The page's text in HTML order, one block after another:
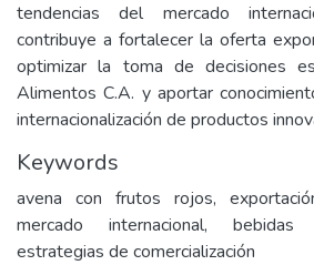
tendencias del mercado
contribuye a fortalecer la oferta
optimizar la toma de decisiones
Alimentos C.A. y aportar
internacionalización de productos
Keywords
avena con frutos rojos,
mercado internacional, bebidas
estrategias de comercialización